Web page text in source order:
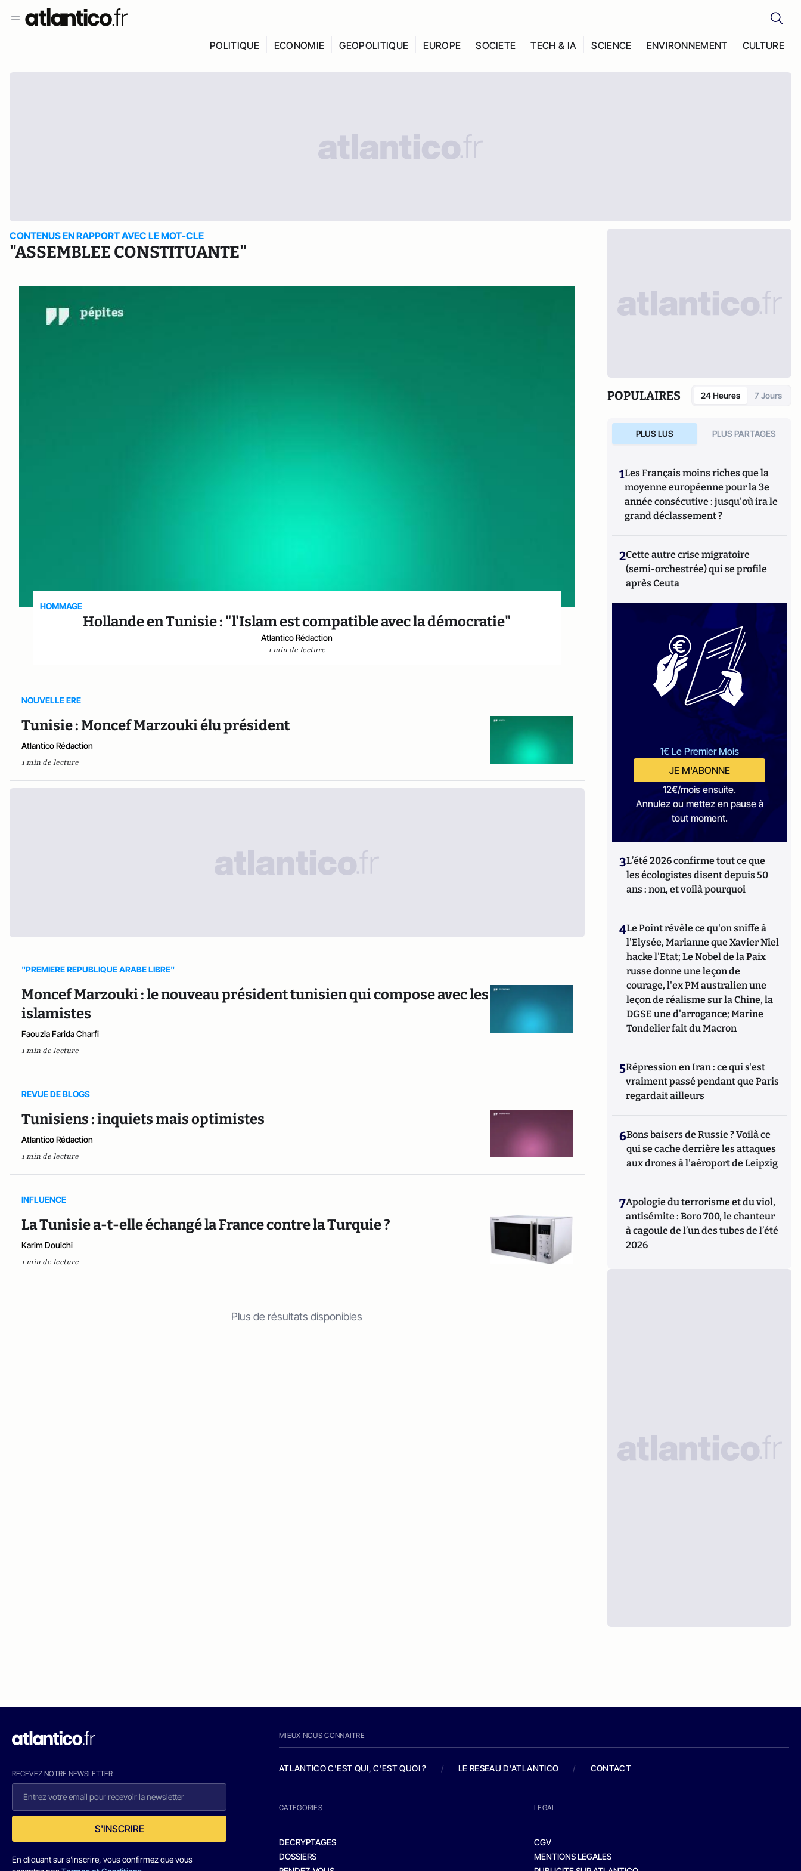
POLITIQUE ECONOMIE GEOPOLITIQUE EUROPE SOCIETE TECH & IA SCIENCE ENVIRONNEMENT CULTURE
CONTENUS EN RAPPORT AVEC LE MOT-CLE
"ASSEMBLEE CONSTITUANTE"
HOMMAGE
Hollande en Tunisie : "l'Islam est compatible avec la démocratie"
Atlantico Rédaction
1 min de lecture
NOUVELLE ERE
Tunisie : Moncef Marzouki élu président
Atlantico Rédaction
1 min de lecture
"PREMIERE REPUBLIQUE ARABE LIBRE"
Moncef Marzouki : le nouveau président tunisien qui compose avec les
islamistes
Faouzia Farida Charfi
1 min de lecture
REVUE DE BLOGS
Tunisiens : inquiets mais optimistes
Atlantico Rédaction
1 min de lecture
INFLUENCE
La Tunisie a-t-elle échangé la France contre la Turquie ?
Karim Douichi
1 min de lecture
Plus de résultats disponibles
POPULAIRES 24 Heures 7 Jours
PLUS LUS PLUS PARTAGES
1Les Français moins riches que la
moyenne européenne pour la 3e
année consécutive : jusqu'où ira le
grand déclassement ?
2Cette autre crise migratoire
(semi-orchestrée) qui se profile
après Ceuta
1€ Le Premier Mois
JE M'ABONNE
12€/mois ensuite.
Annulez ou mettez en pause à
tout moment.
3L’été 2026 confirme tout ce que
les écologistes disent depuis 50
ans : non, et voilà pourquoi
4Le Point révèle ce qu'on sniffe à
l'Elysée, Marianne que Xavier Niel
hacke l'Etat; Le Nobel de la Paix
russe donne une leçon de
courage, l'ex PM australien une
leçon de réalisme sur la Chine, la
DGSE une d'arrogance; Marine
Tondelier fait du Macron
5Répression en Iran : ce qui s'est
vraiment passé pendant que Paris
regardait ailleurs
6Bons baisers de Russie ? Voilà ce
qui se cache derrière les attaques
aux drones à l'aéroport de Leipzig
7Apologie du terrorisme et du viol,
antisémite : Boro 700, le chanteur
à cagoule de l’un des tubes de l’été
2026
RECEVEZ NOTRE NEWSLETTER
S'INSCRIRE
En cliquant sur s'inscrire, vous confirmez que vous
MIEUX NOUS CONNAITRE
ATLANTICO C'EST QUI, C'EST QUOI ? / LE RESEAU D'ATLANTICO / CONTACT
CATEGORIES
DECRYPTAGES
DOSSIERS
LEGAL
CGV
MENTIONS LEGALES